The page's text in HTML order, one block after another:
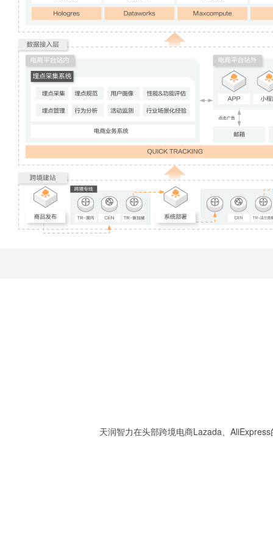
天润智力在头部跨境电商Lazada、